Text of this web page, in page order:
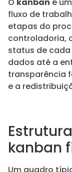
fluxo de
etapas do
controladoria,
status de
dados até a
transparência
e a
kanban